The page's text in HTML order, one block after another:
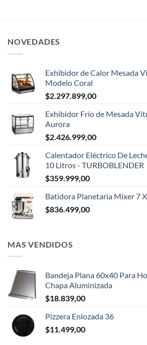
NOVEDADES
Exhibidor de Calor Mesada
Modelo Coral
$2.297.899,00
Exhibidor Frío de Mesada
Aurora
$2.426.999,00
Calentador Eléctrico De
10 Litros - TURBOBLENDER
$359.999,00
Batidora Planetaria Mixer 7
$836.499,00
MAS VENDIDOS
Bandeja Plana 60x40 Para
Chapa Aluminizada
$18.839,00
Pizzera Enlozada 36
$11.499,00